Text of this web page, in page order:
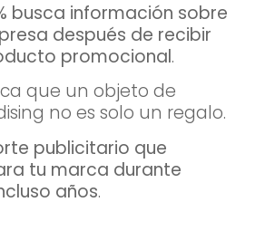
busca información sobre
después de recibir
promocional.
que un objeto de
no es solo un regalo.
publicitario que
tu marca durante
años.